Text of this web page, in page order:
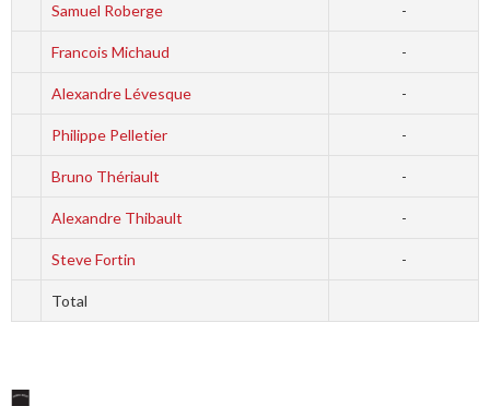
Samuel Roberge -
Francois Michaud -
Alexandre Lévesque -
Philippe Pelletier -
Bruno Thériault -
Alexandre Thibault -
Steve Fortin -
Total